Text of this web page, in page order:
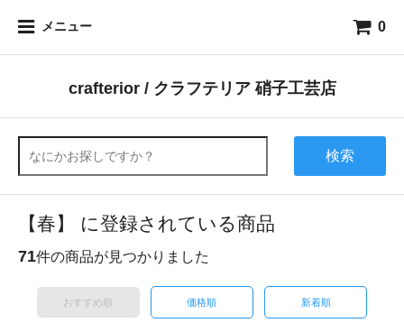
メニュー 0
crafterior / クラフテリア 硝子工芸店
検索
【春】 に登録されている商品
71件の商品が見つかりました
おすすめ順 価格順 新着順